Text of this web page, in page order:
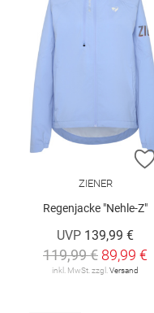
ZIENER
Regenjacke "Nehle-Z"
UVP 139,99 €
119,99 € 89,99 €
inkl. MwSt. zzgl.Versand